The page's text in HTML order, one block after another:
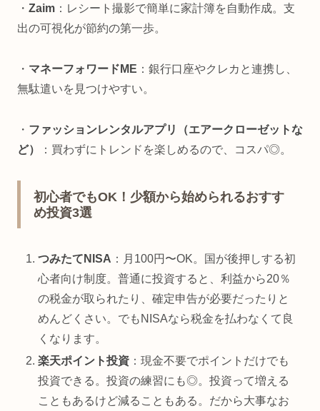
・ Zaim ：レシート撮影で簡単に家計簿を自動作成。支
出の可視化が節約の第一歩。
・ マネーフォワードME ：銀行口座やクレカと連携し、
無駄遣いを見つけやすい。
・ ファッションレンタルアプリ（エアークローゼットな
ど）
：買わずにトレンドを楽しめるので、コスパ◎。
初心者でもOK！少額から始められるおすす
め投資3選
つみたてNISA ：月100円〜OK。国が後押しする初
心者向け制度。普通に投資すると、利益から20％
の税金が取られたり、確定申告が必要だったりと
めんどくさい。でもNISAなら税金を払わなくて良
くなります。
楽天ポイント投資 ：現金不要でポイントだけでも
投資できる。投資の練習にも◎。投資って増える
こともあるけど減ることもある。だから大事なお